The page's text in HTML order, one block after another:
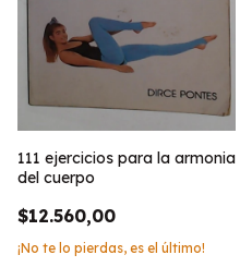
111 ejercicios para la armonia
del cuerpo
$12.560,00
¡No te lo pierdas, es el último!